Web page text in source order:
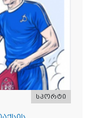
სპორტი